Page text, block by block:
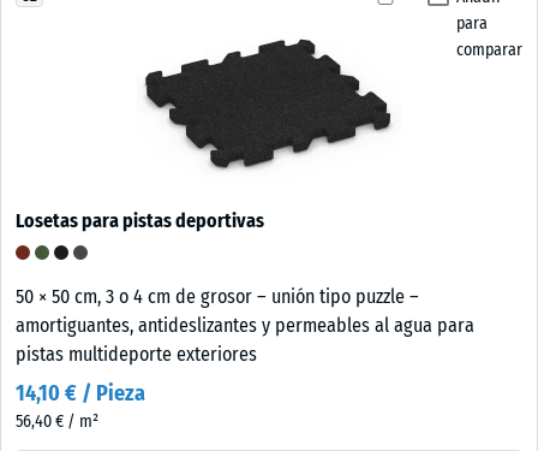
para
comparar
Losetas para pistas deportivas
50 × 50 cm, 3 o 4 cm de grosor – unión tipo puzzle –
amortiguantes, antideslizantes y permeables al agua para
pistas multideporte exteriores
14,10 € / Pieza
56,40 € / m²